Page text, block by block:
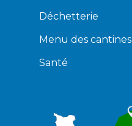
Déchetterie
Menu des cantines
Santé